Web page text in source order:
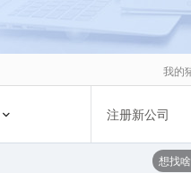
我的
注册新公司
想找